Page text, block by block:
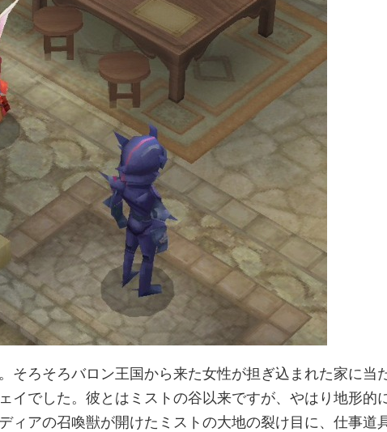
そろそろバロン王国から来た女性が担ぎ込まれた家に当
イでした。彼とはミストの谷以来ですが、やはり地形的
ィアの召喚獣が開けたミストの大地の裂け目に、仕事道